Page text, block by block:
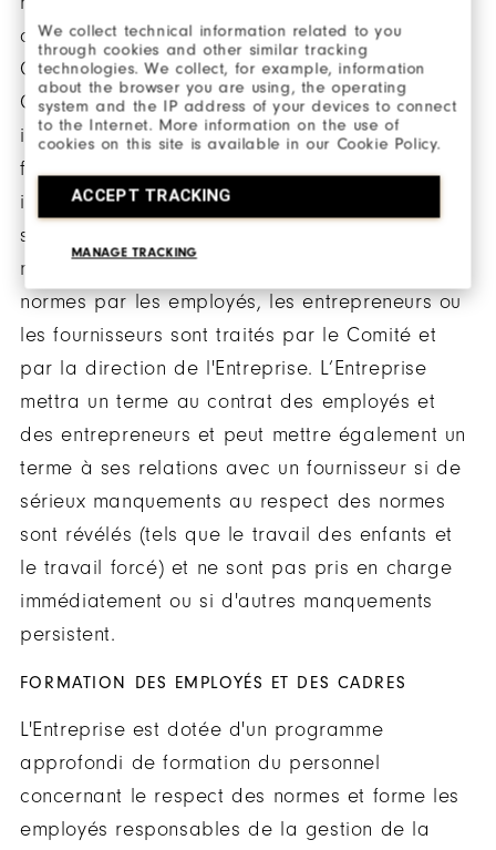
We collect technical information related to you
through cookies and other similar tracking
technologies. We collect, for example, information
about the browser you are using, the operating
system and the IP address of your devices to connect
to the Internet. More information on the use of
cookies on this site is available in our Cookie Policy.
ACCEPT TRACKING
MANAGE TRACKING
de l'Entreprise en Matière de Responsabilité
Citoyenne des Fournisseurs et le Code de
Conduite Professionnelle et d’Éthique)
interdisant le travail des enfants et le travail
forcé et rend nécessaire une réaction
immédiate dans le cas où de tels problèmes
soient détectés dans la chaîne logistique. Le
non-respect de n'importe laquelle de ces
normes par les employés, les entrepreneurs ou
les fournisseurs sont traités par le Comité et
par la direction de l'Entreprise. L’Entreprise
mettra un terme au contrat des employés et
des entrepreneurs et peut mettre également un
terme à ses relations avec un fournisseur si de
sérieux manquements au respect des normes
sont révélés (tels que le travail des enfants et
le travail forcé) et ne sont pas pris en charge
immédiatement ou si d'autres manquements
persistent.
FORMATION DES EMPLOYÉS ET DES CADRES
L'Entreprise est dotée d'un programme
approfondi de formation du personnel
concernant le respect des normes et forme les
employés responsables de la gestion de la